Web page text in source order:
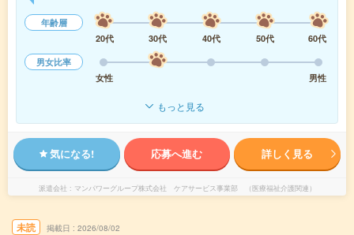
年齢層
20代
30代 40代 50代
60代
男女比率
女性
男性
もっと見る
気になる! 応募へ進む 詳しく見る
派遣会社 マンパワーグループ株式会社 ケアサービス事業部 （医療福祉介護関連）
未読 掲載日 2026/08/02